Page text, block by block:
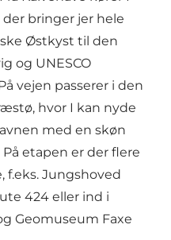
bringer jer hele
Østkyst til den
og UNESCO
vejen passerer i den
hvor I kan nyde
med en skøn
etapen er der flere
f.eks. Jungshoved
424 eller ind i
Geomuseum Faxe